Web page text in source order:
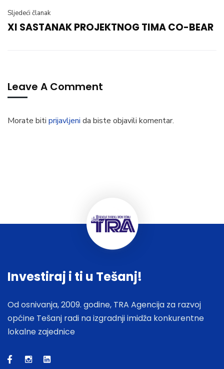
Sljedeći članak
XI SASTANAK PROJEKTNOG TIMA CO-BEAR
Leave A Comment
Morate biti prijavljeni da biste objavili komentar.
Investiraj i ti u Tešanj!
Od osnivanja, 2009. godine, TRA Agencija za razvoj
općine Tešanj radi na izgradnji imidža konkurentne
lokalne zajednice